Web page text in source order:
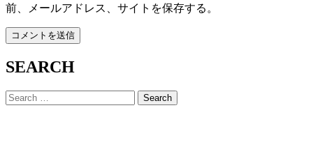
前、メールアドレス、サイトを保存する。
SEARCH